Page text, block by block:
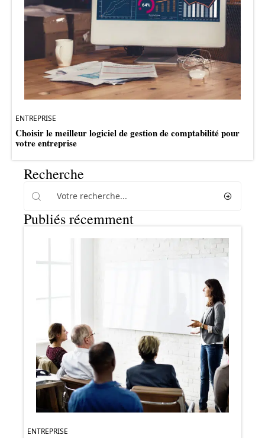
ENTREPRISE
Choisir le meilleur logiciel de gestion de comptabilité pour
votre entreprise
Recherche
Publiés récemment
ENTREPRISE